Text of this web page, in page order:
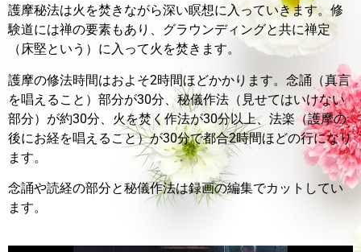
護摩秘法は火を焚きながら深い瞑想に入っていきます。修
験道には禅の要素もあり、グラウンディングと共に禅定
（床堅という）に入って火を焚きます。
護摩の修法時間はおよそ2時間ほどかかります。 念誦（真言
を唱えること）部分が30分、秘儀作法（見せてはいけない
部分）が約30分、火を焚く作法が30分以上、法楽（護摩の
後にお経を唱えること）が30分で都合2時間ほどの行になり
ます。
念誦や読経の部分と秘儀作法は録画の編集でカットしてい
ます。